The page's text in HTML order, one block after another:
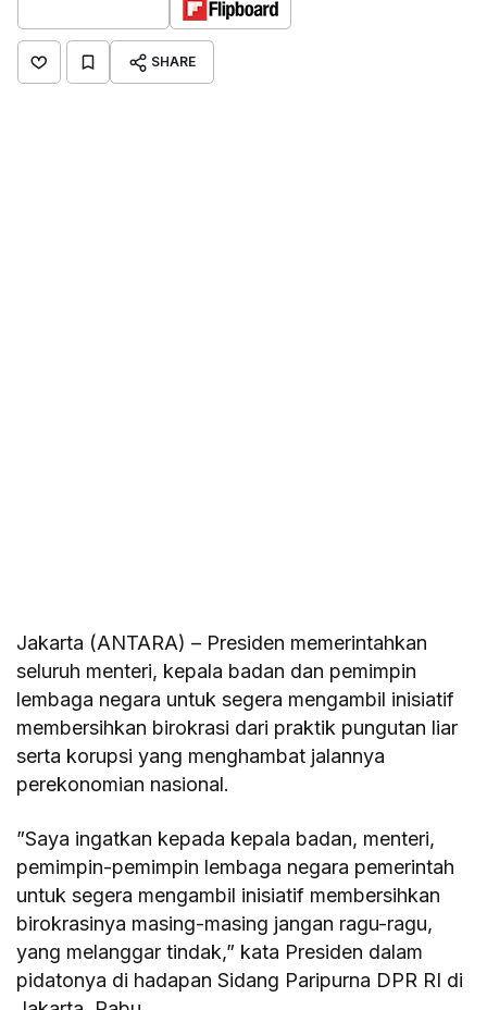
SHARE
Jakarta (ANTARA) – Presiden memerintahkan
seluruh menteri, kepala badan dan pemimpin
lembaga negara untuk segera mengambil inisiatif
membersihkan birokrasi dari praktik pungutan liar
serta korupsi yang menghambat jalannya
perekonomian nasional.
​”Saya ingatkan kepada kepala badan, menteri,
pemimpin-pemimpin lembaga negara pemerintah
untuk segera mengambil inisiatif membersihkan
birokrasinya masing-masing jangan ragu-ragu,
yang melanggar tindak,” kata Presiden dalam
pidatonya di hadapan Sidang Paripurna DPR RI di